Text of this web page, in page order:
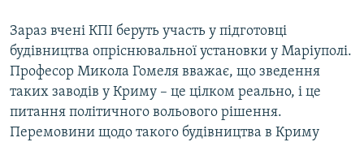
Зараз вчені КПІ беруть участь у підготовці
будівництва опріснювальної установки у Маріуполі.
Професор Микола Гомеля вважає, що зведення
таких заводів у Криму – це цілком реально, і це
питання політичного вольового рішення.
Перемовини щодо такого будівництва в Криму